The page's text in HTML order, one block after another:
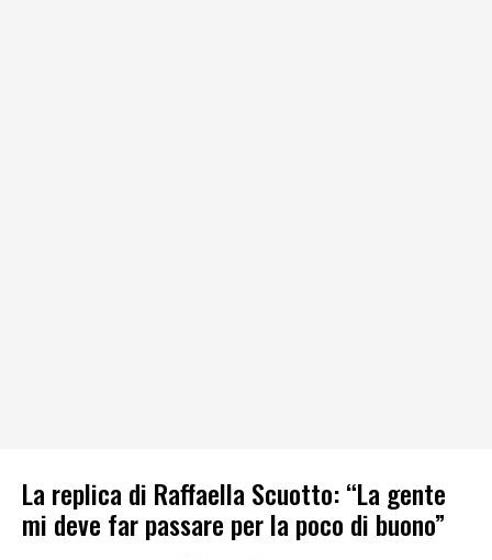
La replica di Raffaella Scuotto: “La gente
mi deve far passare per la poco di buono”